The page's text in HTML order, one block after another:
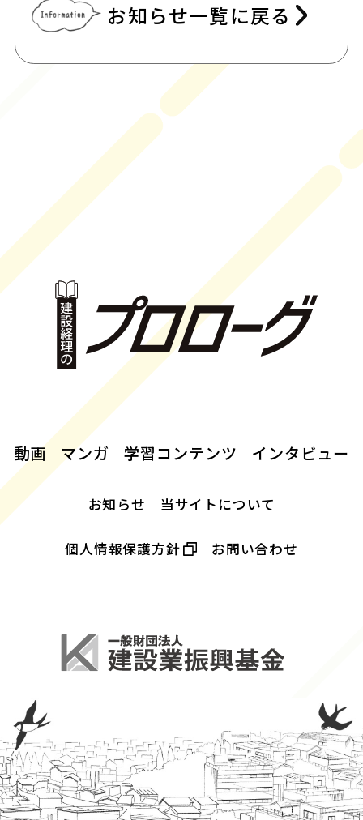
お知らせ一覧に戻る
動画 マンガ 学習コンテンツ インタビュー
お知らせ 当サイトについて
個人情報保護方針 お問い合わせ